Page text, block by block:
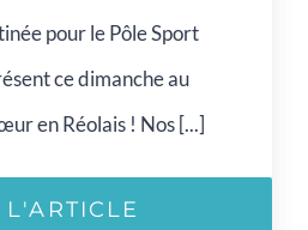
pour le Pôle Sport
ce dimanche au
en Réolais ! Nos [...]
L'ARTICLE